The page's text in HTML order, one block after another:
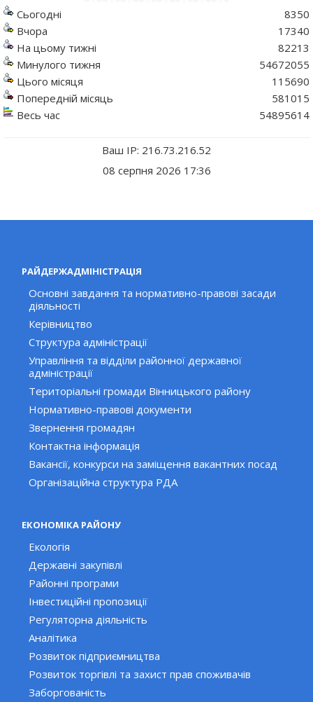
Сьогодні
Вчора
На цьому тижні
Минулого тижня
Цього місяця
Попередній місяць
Весь час
8350
17340
82213
54672055
115690
581015
54895614
Ваш IP: 216.73.216.52
08 серпня 2026 17:36
РАЙДЕРЖАДМІНІСТРАЦІЯ
Основні завдання та нормативно-правові засади
діяльності
Керівництво
Структура адміністрації
Управління та відділи районної державної
адміністрації
Територіальні громади Вінницького району
Нормативно-правові документи
Звернення громадян
Контактна інформація
Вакансії, конкурси на заміщення вакантних посад
Організаційна структура РДА
ЕКОНОМІКА РАЙОНУ
Екологія
Державні закупівлі
Районні програми
Інвестиційні пропозиції
Регуляторна діяльність
Аналітика
Розвиток підприємництва
Розвиток торгівлі та захист прав споживачів
Заборгованість